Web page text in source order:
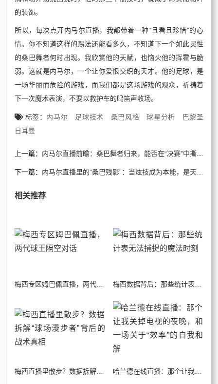
的装饰。
所以，每次点开内马尔直播，我都带着一种“且看且珍惜”的心
情。你不知道这样的踢法还能看多久，不知道下一个如此灵性
的桑巴舞者何时出现。我欣赏他的天赋，也恼火他的挥霍与脆
弱。这就是内马尔，一个让你爱恨交织的天才。他的足球，是
一场华丽而危险的游戏，而我们都是这场游戏的观众，祈祷着
下一次魔术表演，不要以救护车的鸣笛声收场。
标签： 内马尔 足球技术 桑巴风格 球星分析
巴黎圣
日耳曼
上一篇： 内马尔直播前瞻：桑巴舞者归来，能否在“决赛”中撕碎铁血防线？
下一篇： 内马尔直播里的“桑巴残影”：当炫技成为本能，是天赋还是诅咒？
相关推荐
梅西专区姆巴佩直播，两代球王隔空对话 梅西数据背后：那些统计表无法捕捉的魔法时刻
哈兰德在线直播：那个让我关掉电视的夜晚，和一场关于“效率”的自我和解